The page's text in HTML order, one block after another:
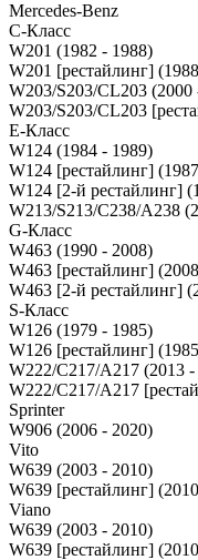
Mercedes-Benz
C-Класс
W201 (1982 - 1988)
W201 [рестайлинг]
W203/S203/CL203 (2000
W203/S203/CL203
E-Класс
W124 (1984 - 1989)
W124 [рестайлинг]
W124 [2-й рестайлинг]
W213/S213/C238/A238
G-Класс
W463 (1990 - 2008)
W463 [рестайлинг]
W463 [2-й рестайлинг]
S-Класс
W126 (1979 - 1985)
W126 [рестайлинг]
W222/C217/A217 (2013 -
W222/C217/A217
Sprinter
W906 (2006 - 2020)
Vito
W639 (2003 - 2010)
W639 [рестайлинг]
Viano
W639 (2003 - 2010)
W639 [рестайлинг]